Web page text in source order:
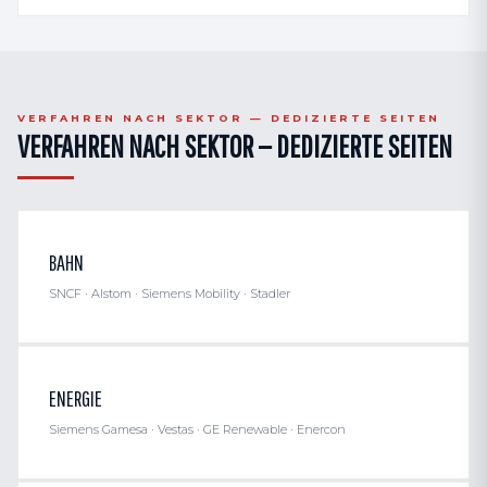
VERFAHREN NACH SEKTOR — DEDIZIERTE SEITEN
VERFAHREN NACH SEKTOR — DEDIZIERTE SEITEN
BAHN
SNCF · Alstom · Siemens Mobility · Stadler
ENERGIE
Siemens Gamesa · Vestas · GE Renewable · Enercon